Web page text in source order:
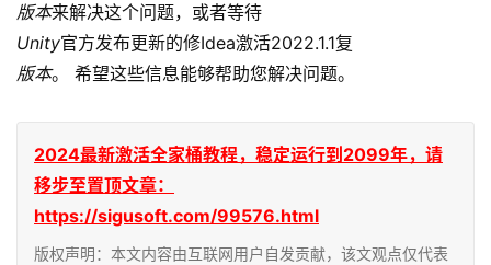
版本来解决这个问题，或者等待
Unity官方发布更新的修Idea激活2022.1.1复
版本。 希望这些信息能够帮助您解决问题。
2024最新激活全家桶教程，稳定运行到2099年，请
移步至置顶文章：
https://sigusoft.com/99576.html
版权声明：本文内容由互联网用户自发贡献，该文观点仅代表